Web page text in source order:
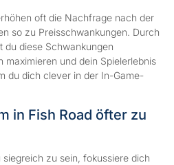
oft die Nachfrage nach der
so zu Preisschwankungen. Durch
du diese Schwankungen
maximieren und dein Spielerlebnis
du dich clever in der In-Game-
in Fish Road öfter zu
zu sein, fokussiere dich